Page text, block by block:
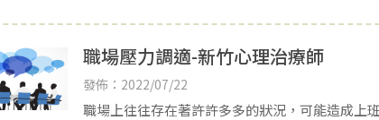
職場壓力調適-新竹心理治療師
發佈：2022/07/22
職場上往往存在著許許多多的狀況，可能造成上